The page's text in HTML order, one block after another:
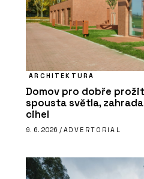
ARCHITEKTURA
Domov pro dobře
spousta světla,
cihel
9. 6. 2026 / ADVERTORIAL